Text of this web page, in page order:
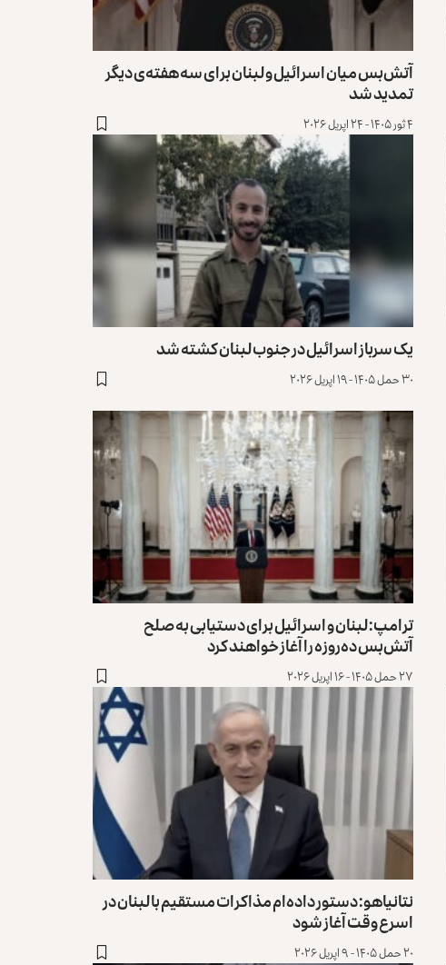
آتش‌بس میان اسرائیل و لبنان برای سه هفته‌ی دیگر
تمدید شد
۴ ثور ۱۴۰۵ - ۲۴ اپریل ۲۰۲۶
یک سرباز اسرائیل در جنوب لبنان کشته شد
۳۰ حمل ۱۴۰۵ - ۱۹ اپریل ۲۰۲۶
ترامپ: لبنان و اسرائیل برای دستیابی به صلح
آتش‌بس ده‌روزه را آغاز خواهند کرد
۲۷ حمل ۱۴۰۵ - ۱۶ اپریل ۲۰۲۶
نتانیاهو: دستور داده‌ام مذاکرات مستقیم با لبنان در
اسرع وقت آغاز شود
۲۰ حمل ۱۴۰۵ - ۹ اپریل ۲۰۲۶